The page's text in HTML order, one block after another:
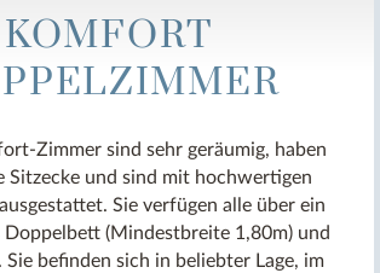
KOMFORT
Zimmer sind sehr geräumig, haben
Sitzecke und sind mit hochwertigen
Sie verfügen alle über ein
(Mindestbreite 1,80m) und
Sie befinden sich in beliebter Lage, im